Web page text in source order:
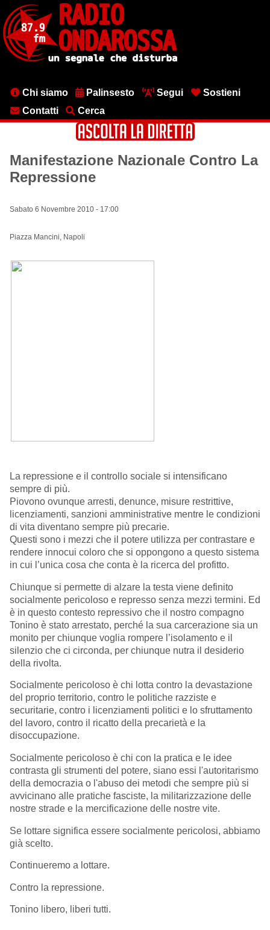
contenuto
principale
MenuChi siamo Palinsesto Segui
Sostieni
Contatti
Cerca
Manifestazione Nazionale Contro La
Repressione
Sabato 6 Novembre 2010 - 17:00
Piazza Mancini, Napoli
La repressione e il controllo sociale si intensificano
sempre di più.
Piovono ovunque arresti, denunce, misure restrittive,
licenziamenti, sanzioni amministrative mentre le condizioni
di vita diventano sempre più precarie.
Questi sono i mezzi che il potere utilizza per contrastare e
rendere innocui coloro che si oppongono a questo sistema
in cui l’unica cosa che conta è la ricerca del profitto.
Chiunque si permette di alzare la testa viene definito
socialmente pericoloso e represso senza mezzi termini. Ed
è in questo contesto repressivo che il nostro compagno
Tonino è stato arrestato, perché la sua carcerazione sia un
monito per chiunque voglia rompere l’isolamento e il
silenzio che ci circonda, per chiunque nutra il desiderio
della rivolta.
Socialmente pericoloso è chi lotta contro la devastazione
del proprio territorio, contro le politiche razziste e
securitarie, contro i licenziamenti politici e lo sfruttamento
del lavoro, contro il ricatto della precarietà e la
disoccupazione.
Socialmente pericoloso è chi con la pratica e le idee
contrasta gli strumenti del potere, siano essi l'autoritarismo
della democrazia o l'abuso dei metodi che sempre più si
avvicinano alle pratiche fasciste, la militarizzazione delle
nostre strade e la mercificazione delle nostre vite.
Se lottare significa essere socialmente pericolosi, abbiamo
già scelto.
Continueremo a lottare.
Contro la repressione.
Tonino libero, liberi tutti.